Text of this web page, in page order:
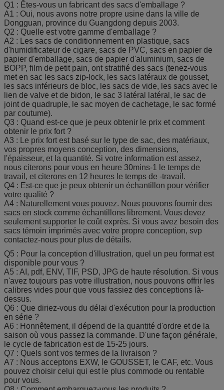
Q1 : Êtes-vous un fabricant des sacs d'emballage ?
A1 : Oui, nous avons notre propre usine dans la ville de
Dongguan, province du Guangdong depuis 2003.
Q2 : Quelle est votre gamme d'emballage ?
A2 : Les sacs de conditionnement en plastique, sacs
d'humidificateur de cigare, sacs de PVC, sacs en papier de
papier d'emballage, sacs de papier d'aluminium, sacs de
BOPP, film de petit pain, ont stratifié des sacs (tenez-vous
met en sac les sacs zip-lock, les sacs latéraux de gousset,
les sacs inférieurs de bloc, les sacs de vide, les sacs avec le
lien de valve et de bidon, le sac 3 latéral latéral, le sac de
joint de quadruple, le sac moyen de cachetage, le sac formé
par coutume).
Q3 : Quand est-ce que je peux obtenir le prix et comment
obtenir le prix fort ?
A3 : Le prix fort est basé sur le type de sac, des matériaux,
vos propres moyens conception, des dimensions,
l'épaisseur, et la quantité. Si votre information est assez,
nous citerons pour vous en heure 30mins-1 le temps de
travail, et citerons en 12 heures le temps de -travail.
Q4 : Est-ce que je peux obtenir un échantillon pour vérifier
votre qualité ?
A4 : Naturellement vous pouvez. Nous pouvons fournir des
sacs en stock comme échantillons librement. Vous devez
seulement supporter le coût exprès. Si vous avez besoin des
sacs témoin imprimés avec votre propre conception, svp
contactez-nous pour plus de détails.
Q5 : Pour la conception d'illustration, quel un peu format est
disponible pour vous ?
A5 : AI, pdf, ENV, TIF, PSD, JPG de haute résolution. Si vous
n'avez toujours pas votre illustration, nous pouvons offrir les
calibres vides pour que vous fassiez des conceptions là-
dessus.
Q6 : Que diriez-vous du délai d'exécution pour la production
en série ?
A6 : Honnêtement, il dépend de la quantité d'ordre et de la
saison où vous passez la commande. D'une façon générale,
le cycle de fabrication est de 15-25 jours.
Q7 : Quels sont vos termes de la livraison ?
A7 : Nous acceptons EXW, le GOUSSET, le CAF, etc. Vous
pouvez choisir celui qui est le plus commode ou rentable
pour vous.